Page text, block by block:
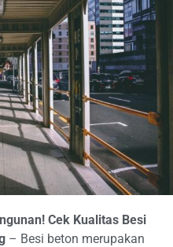
Cek Kualitas Besi
– Besi beton merupakan